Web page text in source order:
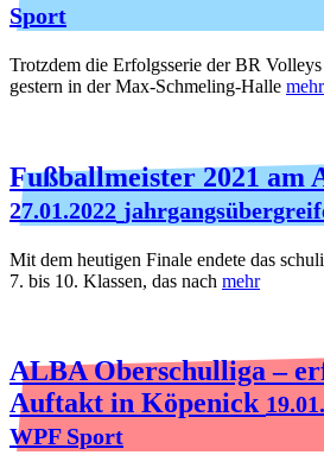
Sport
Trotzdem die Erfolgsserie der BR
gestern in der Max-Schmeling-Halle mehr
Fußballmeister 2021 am
27.01.2022
Mit dem heutigen Finale endete das
7. bis 10. Klassen, das nach mehr
ALBA Oberschulliga –
Auftakt in Köpenick
WPF Sport